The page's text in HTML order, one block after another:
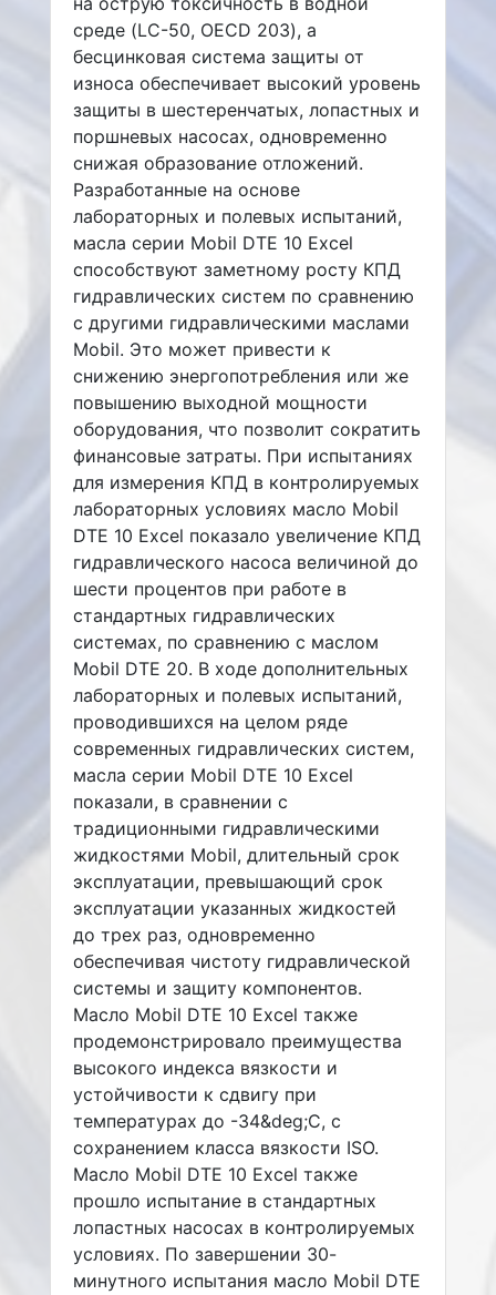
среде (LC-50, OECD 203), а
бесцинковая система защиты от
износа обеспечивает высокий уровень
защиты в шестеренчатых, лопастных и
поршневых насосах, одновременно
снижая образование отложений.
Разработанные на основе
лабораторных и полевых испытаний,
масла серии Mobil DTE 10 Excel
способствуют заметному росту КПД
гидравлических систем по сравнению
с другими гидравлическими маслами
Mobil. Это может привести к
снижению энергопотребления или же
повышению выходной мощности
оборудования, что позволит сократить
финансовые затраты. При испытаниях
для измерения КПД в контролируемых
лабораторных условиях масло Mobil
DTE 10 Excel показало увеличение КПД
гидравлического насоса величиной до
шести процентов при работе в
стандартных гидравлических
системах, по сравнению с маслом
Mobil DTE 20. В ходе дополнительных
лабораторных и полевых испытаний,
проводившихся на целом ряде
современных гидравлических систем,
масла серии Mobil DTE 10 Excel
показали, в сравнении с
традиционными гидравлическими
жидкостями Mobil, длительный срок
эксплуатации, превышающий срок
эксплуатации указанных жидкостей
до трех раз, одновременно
обеспечивая чистоту гидравлической
системы и защиту компонентов.
Масло Mobil DTE 10 Excel также
продемонстрировало преимущества
высокого индекса вязкости и
устойчивости к сдвигу при
температурах до -34&deg;C, с
сохранением класса вязкости ISO.
Масло Mobil DTE 10 Excel также
прошло испытание в стандартных
лопастных насосах в контролируемых
условиях. По завершении 30-
минутного испытания масло Mobil DTE